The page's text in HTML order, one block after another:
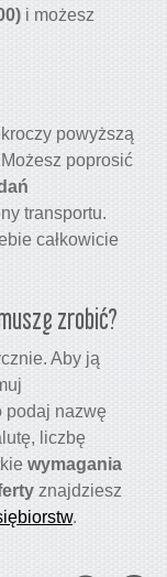
i możesz
powyższą
Możesz poprosić
transportu.
całkowicie
zrobić?
Aby ją
podaj nazwę
liczbę
wymagania
znajdziesz
.